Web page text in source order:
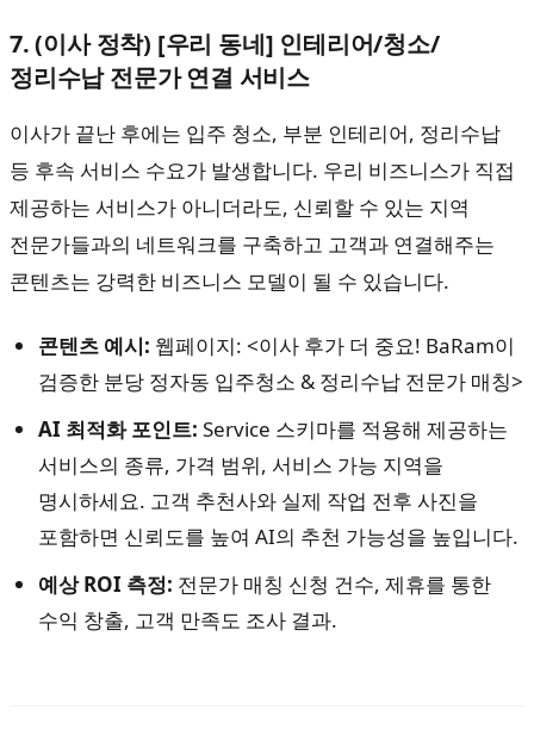
7. (이사 정착) [우리 동네] 인테리어/청소/
정리수납 전문가 연결 서비스
이사가 끝난 후에는 입주 청소, 부분 인테리어, 정리수납
등 후속 서비스 수요가 발생합니다. 우리 비즈니스가 직접
제공하는 서비스가 아니더라도, 신뢰할 수 있는 지역
전문가들과의 네트워크를 구축하고 고객과 연결해주는
콘텐츠는 강력한 비즈니스 모델이 될 수 있습니다.
콘텐츠 예시: 웹페이지: <이사 후가 더 중요! BaRam이
검증한 분당 정자동 입주청소 & 정리수납 전문가 매칭>
AI 최적화 포인트: Service 스키마를 적용해 제공하는
서비스의 종류, 가격 범위, 서비스 가능 지역을
명시하세요. 고객 추천사와 실제 작업 전후 사진을
포함하면 신뢰도를 높여 AI의 추천 가능성을 높입니다.
예상 ROI 측정: 전문가 매칭 신청 건수, 제휴를 통한
수익 창출, 고객 만족도 조사 결과.